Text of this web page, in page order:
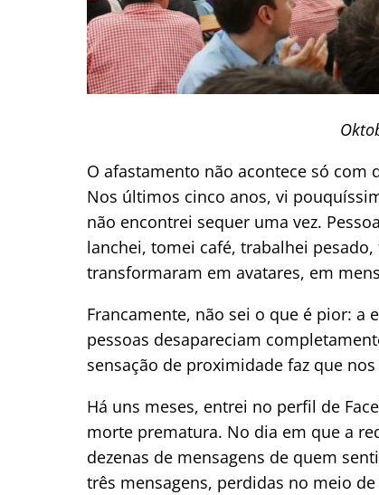
O afastamento não acontece só com
Nos últimos cinco anos, vi
não encontrei sequer uma vez.
lanchei, tomei café, trabalhei
transformaram em avatares, em
Francamente, não sei o que é pior: a
pessoas desapareciam
sensação de proximidade faz que
Há uns meses, entrei no perfil de
morte prematura. No dia em que a
dezenas de mensagens de quem
três mensagens, perdidas no meio